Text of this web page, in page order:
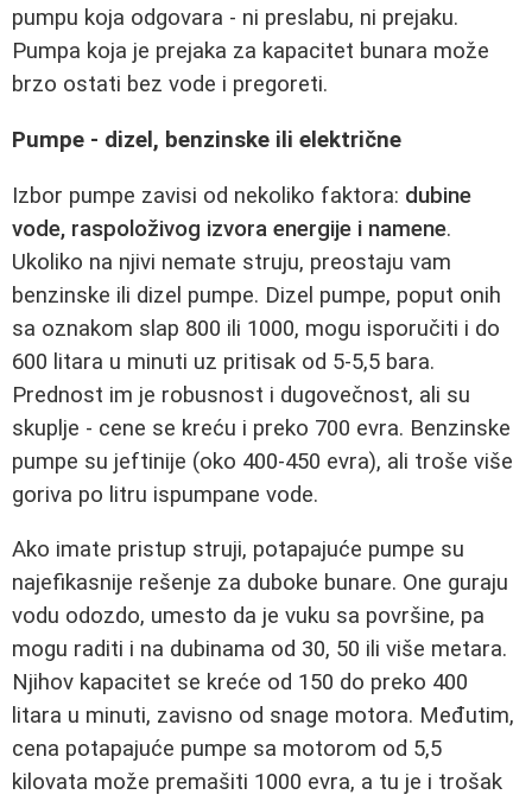
pumpu koja odgovara - ni preslabu, ni prejaku.
Pumpa koja je prejaka za kapacitet bunara može
brzo ostati bez vode i pregoreti.
Pumpe - dizel, benzinske ili električne
Izbor pumpe zavisi od nekoliko faktora: dubine
vode, raspoloživog izvora energije i namene.
Ukoliko na njivi nemate struju, preostaju vam
benzinske ili dizel pumpe. Dizel pumpe, poput onih
sa oznakom slap 800 ili 1000, mogu isporučiti i do
600 litara u minuti uz pritisak od 5-5,5 bara.
Prednost im je robusnost i dugovečnost, ali su
skuplje - cene se kreću i preko 700 evra. Benzinske
pumpe su jeftinije (oko 400-450 evra), ali troše više
goriva po litru ispumpane vode.
Ako imate pristup struji, potapajuće pumpe su
najefikasnije rešenje za duboke bunare. One guraju
vodu odozdo, umesto da je vuku sa površine, pa
mogu raditi i na dubinama od 30, 50 ili više metara.
Njihov kapacitet se kreće od 150 do preko 400
litara u minuti, zavisno od snage motora. Međutim,
cena potapajuće pumpe sa motorom od 5,5
kilovata može premašiti 1000 evra, a tu je i trošak